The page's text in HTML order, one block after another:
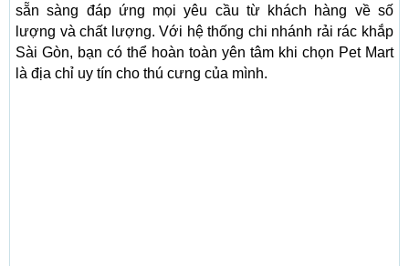
sẵn sàng đáp ứng mọi yêu cầu từ khách hàng về số
lượng và chất lượng. Với hệ thống chi nhánh rải rác khắp
Sài Gòn, bạn có thể hoàn toàn yên tâm khi chọn Pet Mart
là địa chỉ uy tín cho thú cưng của mình.